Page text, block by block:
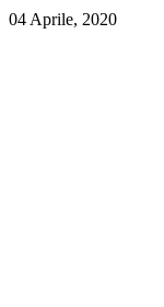
04 Aprile, 2020